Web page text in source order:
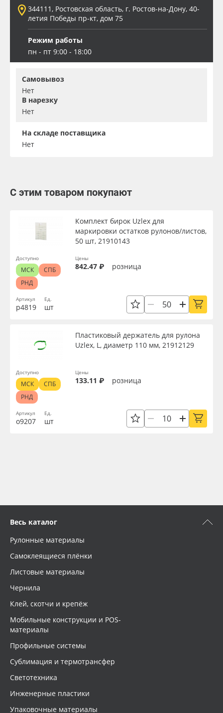
344111, Ростовская область, г. Ростов-на-Дону, 40-
летия Победы пр-кт, дом 75
Режим работы
пн - пт 9:00 - 18:00
Самовывоз
Нет
В нарезку
Нет
На складе поставщика
Нет
С этим товаром покупают
Артикул
р4819
Комплект бирок Uzlex для
маркировки остатков рулонов/листов,
50 шт, 21910143
Ед.
шт
Цены
842.47 ₽ розница
Доступно
МСК
СПБ
РНД
Артикул
о9207
Пластиковый держатель для рулона
Uzlex, L, диаметр 110 мм, 21912129
Ед.
шт
Цены
133.11 ₽ розница
Доступно
МСК
СПБ
РНД
Весь каталог
Рулонные материалы
Самоклеящиеся плёнки
Листовые материалы
Чернила
Клей, скотчи и крепёж
Мобильные конструкции и POS-
материалы
Профильные системы
Сублимация и термотрансфер
Светотехника
Инженерные пластики
Упаковочные материалы